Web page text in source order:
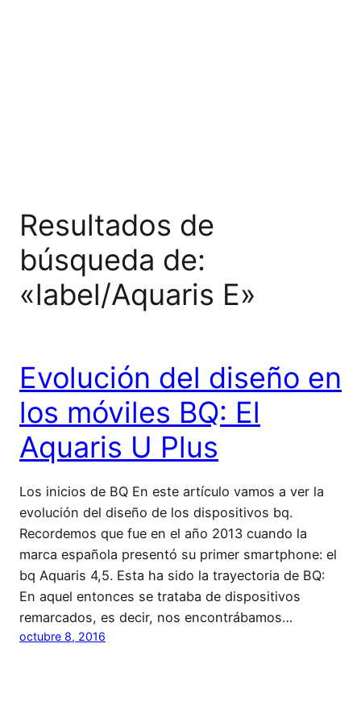
Resultados de
búsqueda de:
«label/Aquaris E»
Evolución del diseño en
los móviles BQ: El
Aquaris U Plus
Los inicios de BQ En este artículo vamos a ver la
evolución del diseño de los dispositivos bq.
Recordemos que fue en el año 2013 cuando la
marca española presentó su primer smartphone: el
bq Aquaris 4,5. Esta ha sido la trayectoria de BQ:
En aquel entonces se trataba de dispositivos
remarcados, es decir, nos encontrábamos…
octubre 8, 2016